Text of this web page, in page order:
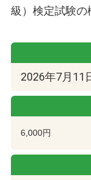
級）検定試験の
2026年7月11
6,000円